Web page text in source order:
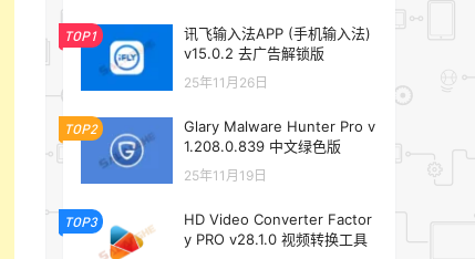
TOP1
讯飞输入法APP (手机输入法)
v15.0.2 去广告解锁版
25年11月26日
TOP2
Glary Malware Hunter Pro v
1.208.0.839 中文绿色版
25年11月19日
TOP3
HD Video Converter Factor
y PRO v28.1.0 视频转换工具